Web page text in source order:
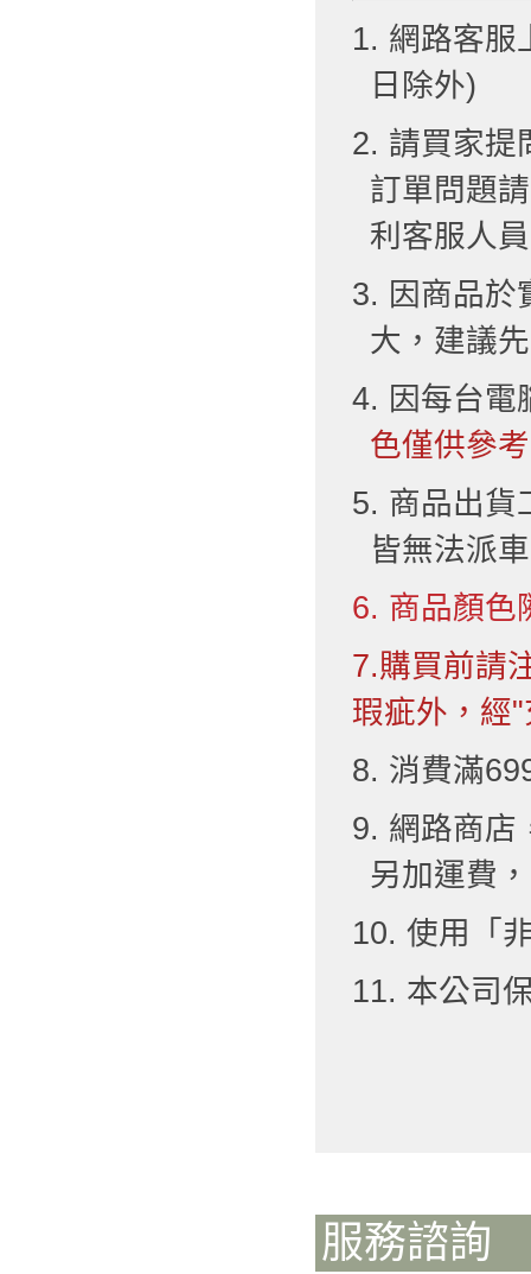
1. 網路客服
日除外)
2. 請買家提
訂單問題
利客服人
3. 因商品於
大，建議
4. 因每台電
色僅供參
5. 商品出貨
皆無法派
6. 商品顏色
7.購買前請
瑕疵外，經
8. 消費滿
9. 網路商店
另加運費
10. 使用「
11. 本公司
服務諮詢